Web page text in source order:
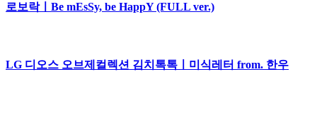
로보락ㅣBe mEsSy, be HappY (FULL ver.)
LG 디오스 오브제컬렉션 김치톡톡ㅣ미식레터 from. 한우